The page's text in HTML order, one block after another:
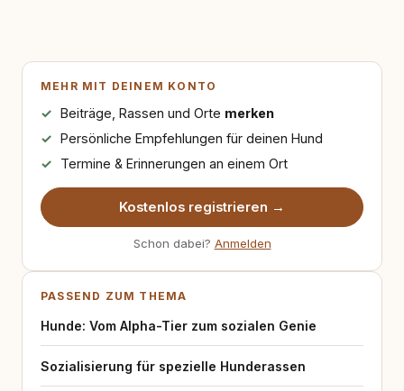
MEHR MIT DEINEM KONTO
Beiträge, Rassen und Orte merken
Persönliche Empfehlungen für deinen Hund
Termine & Erinnerungen an einem Ort
Kostenlos registrieren →
Schon dabei? Anmelden
PASSEND ZUM THEMA
Hunde: Vom Alpha-Tier zum sozialen Genie
Sozialisierung für spezielle Hunderassen